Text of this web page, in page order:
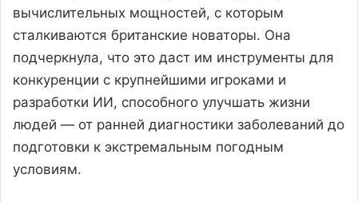
вычислительных мощностей, с которым
сталкиваются британские новаторы. Она
подчеркнула, что это даст им инструменты для
конкуренции с крупнейшими игроками и
разработки ИИ, способного улучшать жизни
людей — от ранней диагностики заболеваний до
подготовки к экстремальным погодным
условиям.